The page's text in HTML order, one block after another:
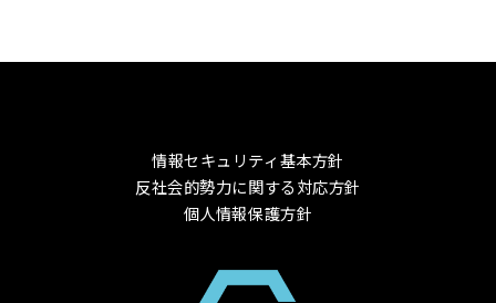
情報セキュリティ基本方針
反社会的勢力に関する対応方針
個人情報保護方針